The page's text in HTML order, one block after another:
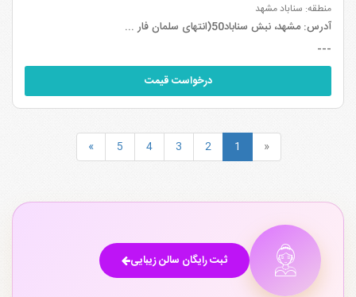
منطقه: سناباد مشهد
آدرس:مشهد، نبش سناباد50(انتهای سلمان فار ...
---
درخواست قیمت
«
1
2
3
4
5
»
ثبت رایگان سالن زیبایی